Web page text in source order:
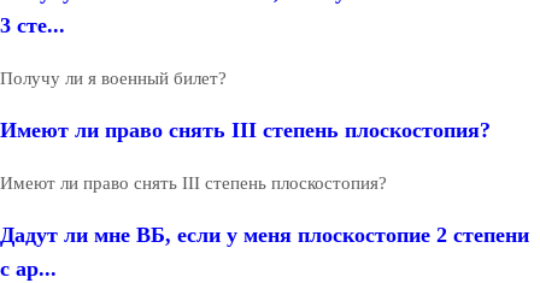
3 сте...
Получу ли я военный билет?
Имеют ли право снять III степень плоскостопия?
Имеют ли право снять III степень плоскостопия?
Дадут ли мне ВБ, если у меня плоскостопие 2 степени
с ар...